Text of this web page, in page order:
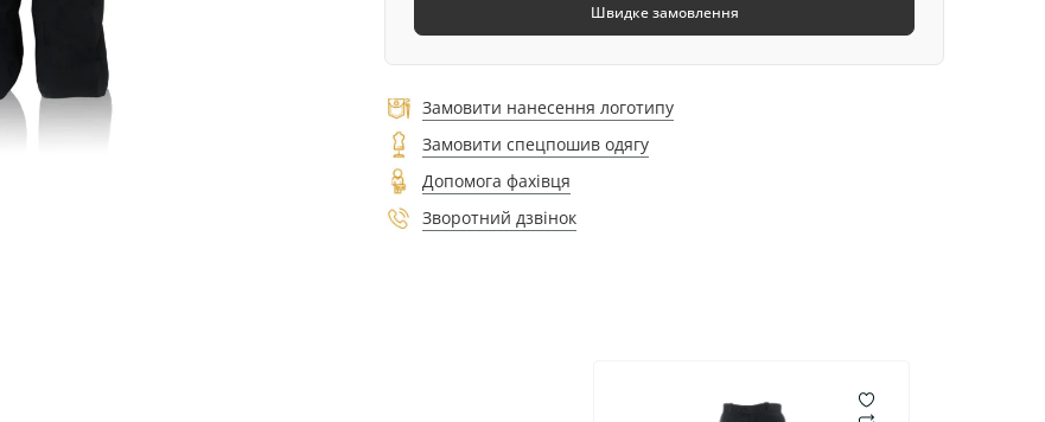
Швидке замовлення
Замовити нанесення логотипу
Замовити спецпошив одягу
Допомога фахівця
Зворотний дзвінок